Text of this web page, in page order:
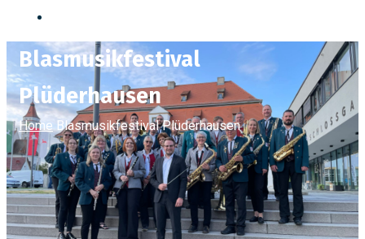
Blasmusikfestival
Plüderhausen
Home Blasmusikfestival Plüderhausen